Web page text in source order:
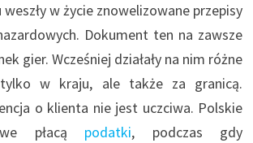
w życie znowelizowane przepisy
Dokument ten na zawsze
gier. Wcześniej działały na nim różne
w kraju, ale także za granicą.
o klienta nie jest uczciwa. Polskie
płacą podatki, podczas gdy